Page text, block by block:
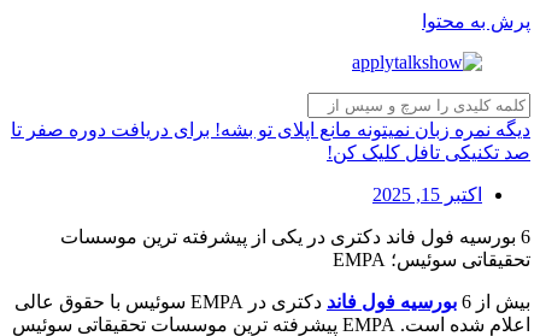
پرش به محتوا
دیگه نمره زبان نمیتونه مانع اپلای تو بشه! برای دریافت دوره صفر تا
صد تکنیکی تافل کلیک کن!
اکتبر 15, 2025
6 بورسیه فول فاند دکتری در یکی از پیشرفته ترین موسسات
تحقیقاتی سوئیس؛ EMPA
بیش از 6 بورسیه فول فاند
دکتری در EMPA سوئیس با حقوق عالی
اعلام شده است. EMPA پیشرفته ترین موسسات تحقیقاتی سوئیس